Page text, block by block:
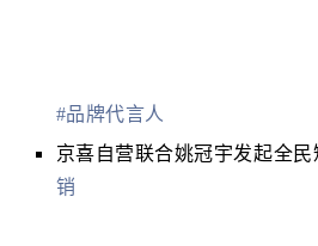
#品牌代言人
京喜自营联合姚冠宇发起全
销